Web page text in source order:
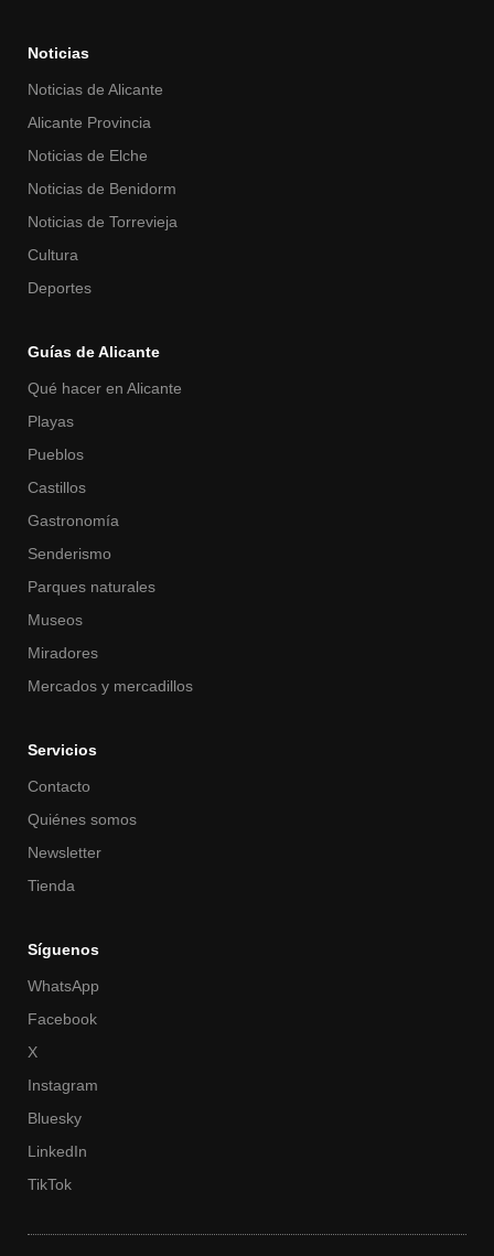
Noticias
Noticias de Alicante
Alicante Provincia
Noticias de Elche
Noticias de Benidorm
Noticias de Torrevieja
Cultura
Deportes
Guías de Alicante
Qué hacer en Alicante
Playas
Pueblos
Castillos
Gastronomía
Senderismo
Parques naturales
Museos
Miradores
Mercados y mercadillos
Servicios
Contacto
Quiénes somos
Newsletter
Tienda
Síguenos
WhatsApp
Facebook
X
Instagram
Bluesky
LinkedIn
TikTok